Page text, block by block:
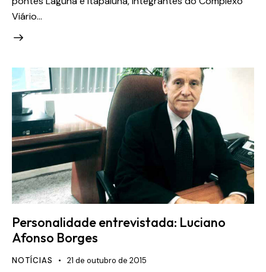
Viário…
Personalidade entrevistada: Luciano
Afonso Borges
NOTÍCIAS 21 de outubro de 2015